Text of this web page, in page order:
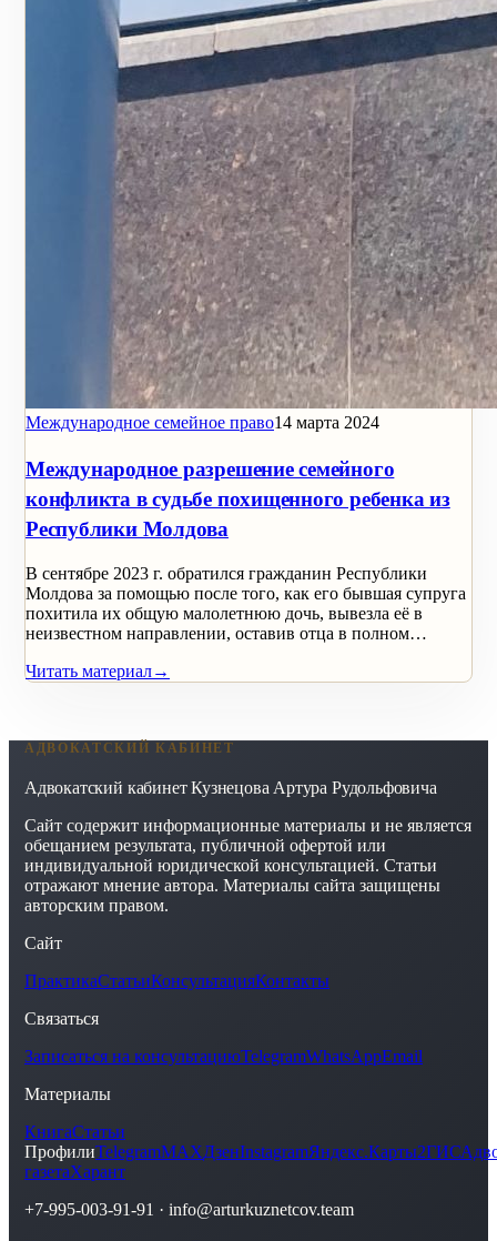
Международное семейное право14 марта 2024
Международное разрешение семейного
конфликта в судьбе похищенного ребенка из
Республики Молдова
В сентябре 2023 г. обратился гражданин Республики
Молдова за помощью после того, как его бывшая супруга
похитила их общую малолетнюю дочь, вывезла её в
неизвестном направлении, оставив отца в полном…
Читать материал→
АДВОКАТСКИЙ КАБИНЕТ
Адвокатский кабинет Кузнецова Артура Рудольфовича
Сайт содержит информационные материалы и не является
обещанием результата, публичной офертой или
индивидуальной юридической консультацией. Статьи
отражают мнение автора. Материалы сайта защищены
авторским правом.
Сайт
ПрактикаСтатьиКонсультацияКонтакты
Связаться
Записаться на консультациюTelegramWhatsAppEmail
Материалы
КнигаСтатьи
ПрофилиTelegramMAXДзенInstagramЯндекс.Карты2ГИС
газетаХарант
+7-995-003-91-91 · info@arturkuznetcov.team